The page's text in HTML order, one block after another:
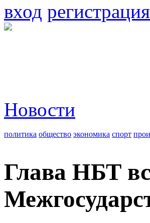
вход регистрация
Новости
политика общество экономика спорт
Глава НБТ